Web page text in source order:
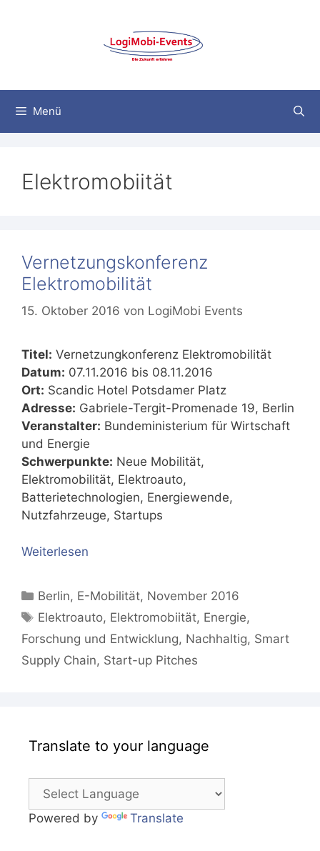
Menü
Elektromobiität
Vernetzungskonferenz
Elektromobilität
15. Oktober 2016 von LogiMobi Events
Titel: Vernetzungkonferenz Elektromobilität
Datum: 07.11.2016 bis 08.11.2016
Ort: Scandic Hotel Potsdamer Platz
Adresse: Gabriele-Tergit-Promenade 19, Berlin
Veranstalter: Bundeministerium für Wirtschaft
und Energie
Schwerpunkte: Neue Mobilität,
Elektromobilität, Elektroauto,
Batterietechnologien, Energiewende,
Nutzfahrzeuge, Startups
Weiterlesen
Kategorien
Berlin, E-Mobilität, November 2016
Schlagwörter
Elektroauto, Elektromobiität, Energie,
Forschung und Entwicklung, Nachhaltig, Smart
Supply Chain, Start-up Pitches
Translate to your language
Powered by Translate